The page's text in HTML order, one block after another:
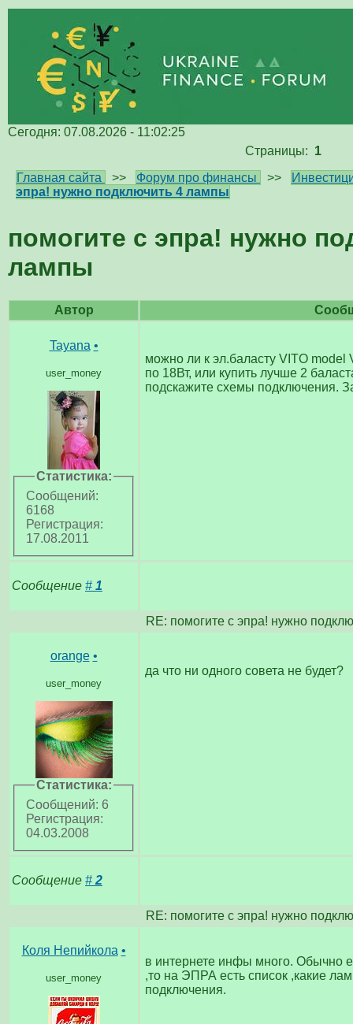
Сегодня: 07.08.2026 - 11:02:25
Страницы: 1
Главная сайта
>> Форум про финансы >>
эпра! нужно подключить 4 лампы
помогите с эпра! нужно
лампы
Автор
Tayana •
user_money
Статистика:
Сообщений:
6168
Регистрация:
17.08.2011
можно ли к эл.баласту VITO
по 18Вт, или купить лучше 2
подскажите схемы подключения.
Сообщение # 1
RE: помогите с эпра! нужно
orange •
user_money
Статистика:
Сообщений: 6
Регистрация:
04.03.2008
да что ни одного совета не будет?
Сообщение # 2
RE: помогите с эпра! нужно
Коля Непийкола •
user_money
в интернете инфы много. Обычно
,то на ЭПРА есть список ,какие
подключения.